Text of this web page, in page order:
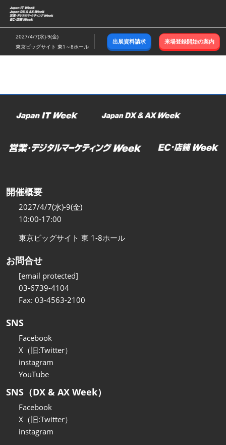
ス
キ
ッ
し
む
2027/4/7(水)-9(金)
東京ビッグサイト 東1～8ホール
出展資料請求 来場登録開始の案内
開催概要
2027/4/7(水)-9(金)
10:00-17:00
東京ビッグサイト 東 1-8ホール
お問合せ
[email protected]
03-6739-4104
Fax: 03-4563-2100
SNS
Facebook
X（旧:Twitter）
instagram
YouTube
SNS（DX & AX Week）
Facebook
X（旧:Twitter）
instagram